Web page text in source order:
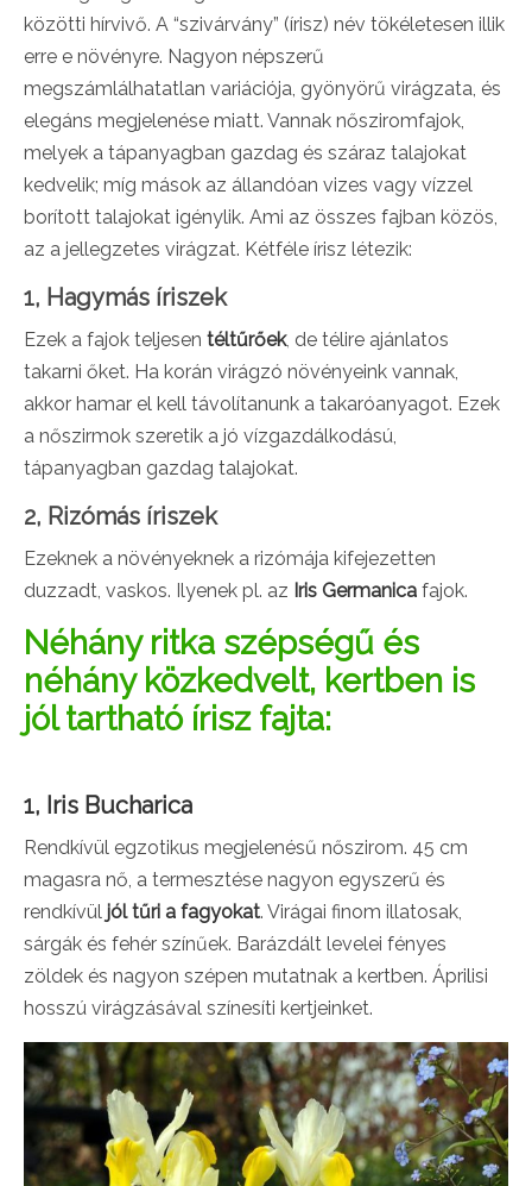
közötti hírvivő. A “szivárvány” (írisz) név tökéletesen illik
erre e növényre. Nagyon népszerű
megszámlálhatatlan variációja, gyönyörű virágzata, és
elegáns megjelenése miatt. Vannak nősziromfajok,
melyek a tápanyagban gazdag és száraz talajokat
kedvelik; míg mások az állandóan vizes vagy vízzel
borított talajokat igénylik. Ami az összes fajban közös,
az a jellegzetes virágzat. Kétféle írisz létezik:
1, Hagymás íriszek
Ezek a fajok teljesen téltűrőek, de télire ajánlatos
takarni őket. Ha korán virágzó növényeink vannak,
akkor hamar el kell távolítanunk a takaróanyagot. Ezek
a nőszirmok szeretik a jó vízgazdálkodású,
tápanyagban gazdag talajokat.
2, Rizómás íriszek
Ezeknek a növényeknek a rizómája kifejezetten
duzzadt, vaskos. Ilyenek pl. az Iris Germanica fajok.
Néhány ritka szépségű és
néhány közkedvelt, kertben is
jól tartható írisz fajta:
1, Iris Bucharica
Rendkívül egzotikus megjelenésű nőszirom. 45 cm
magasra nő, a termesztése nagyon egyszerű és
rendkívül jól tűri a fagyokat. Virágai finom illatosak,
sárgák és fehér színűek. Barázdált levelei fényes
zöldek és nagyon szépen mutatnak a kertben. Áprilisi
hosszú virágzásával színesíti kertjeinket.